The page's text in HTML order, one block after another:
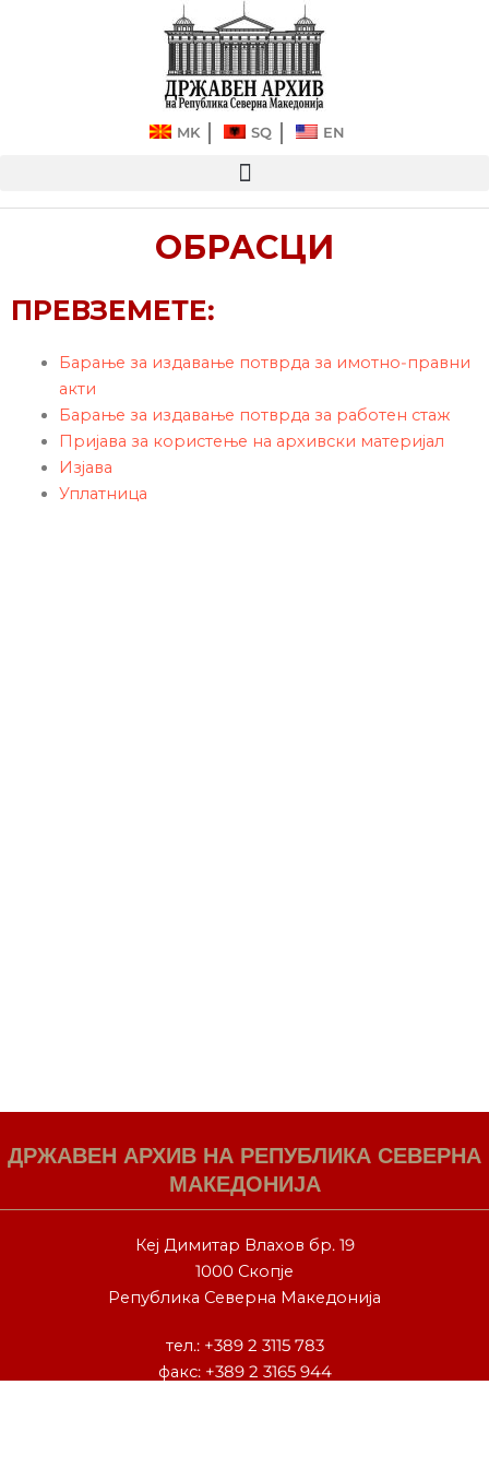
MK SQ EN
ОБРАСЦИ
ПРЕВЗЕМЕТЕ:
Барање за издавање потврда за имотно-правни
акти
Барање за издавање потврда за работен стаж
Пријава за користење на архивски материјал
Изјава
Уплатница
ДРЖАВЕН АРХИВ НА РЕПУБЛИКА СЕВЕРНА
МАКЕДОНИЈА
Кеј Димитар Влахов бр. 19
1000 Скопје
Република Северна Македонија
тел.: +389 2 3115 783
факс: +389 2 3165 944